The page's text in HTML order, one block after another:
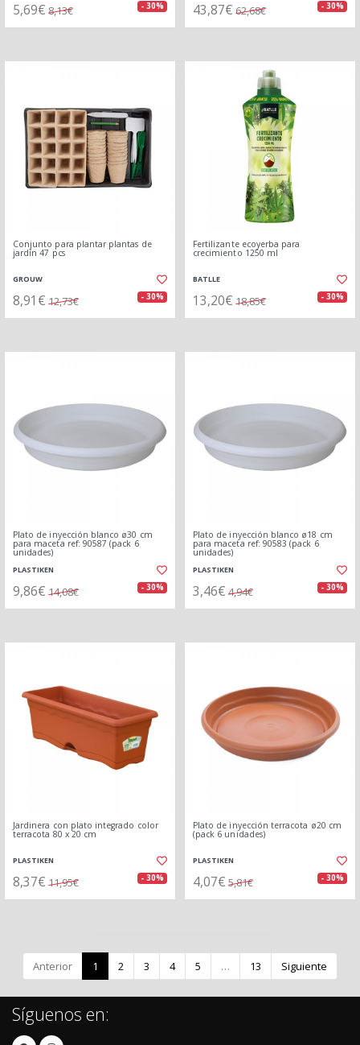
5,69€ 8,13€ - 30% 43,87€ 62,68€ - 30%
Conjunto para plantar plantas de
jardín 47 pcs
GROUW
8,91€ 12,73€ - 30%
Fertilizante ecoyerba para
crecimiento 1250 ml
BATLLE
13,20€ 18,85€ - 30%
Plato de inyección blanco ø30 cm
para maceta ref: 90587 (pack 6
unidades)
PLASTIKEN
9,86€ 14,08€ - 30%
Plato de inyección blanco ø18 cm
para maceta ref: 90583 (pack 6
unidades)
PLASTIKEN
3,46€ 4,94€ - 30%
Jardinera con plato integrado color
terracota 80 x 20 cm
PLASTIKEN
8,37€ 11,95€ - 30%
Plato de inyección terracota ø20 cm
(pack 6 unidades)
PLASTIKEN
4,07€ 5,81€ - 30%
Anterior 1 2 3 4 5 … 13 Siguiente
Síguenos en: